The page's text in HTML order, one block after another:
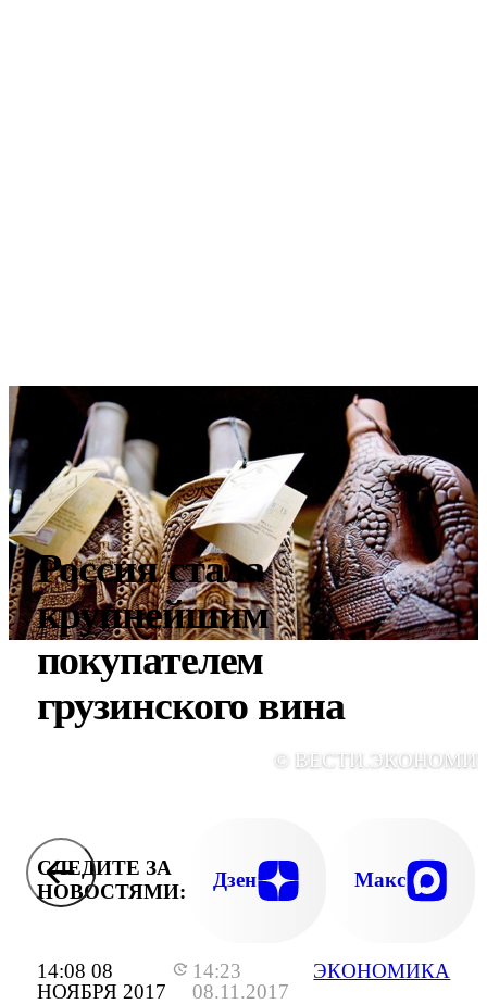
14:08 08
НОЯБРЯ 2017
14:23
08.11.2017
ЭКОНОМИКА
Россия стала
крупнейшим
покупателем
грузинского вина
©
СЛЕДИТЕ ЗА
НОВОСТЯМИ:
Дзен Макс